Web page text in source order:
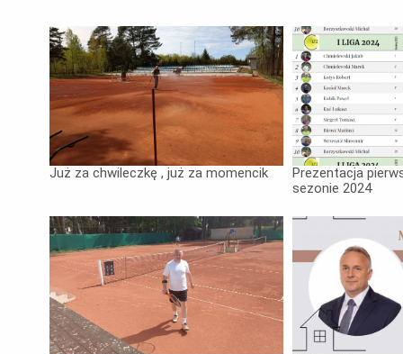
Już za chwileczkę , już za momencik
Prezentacja
sezonie 2024